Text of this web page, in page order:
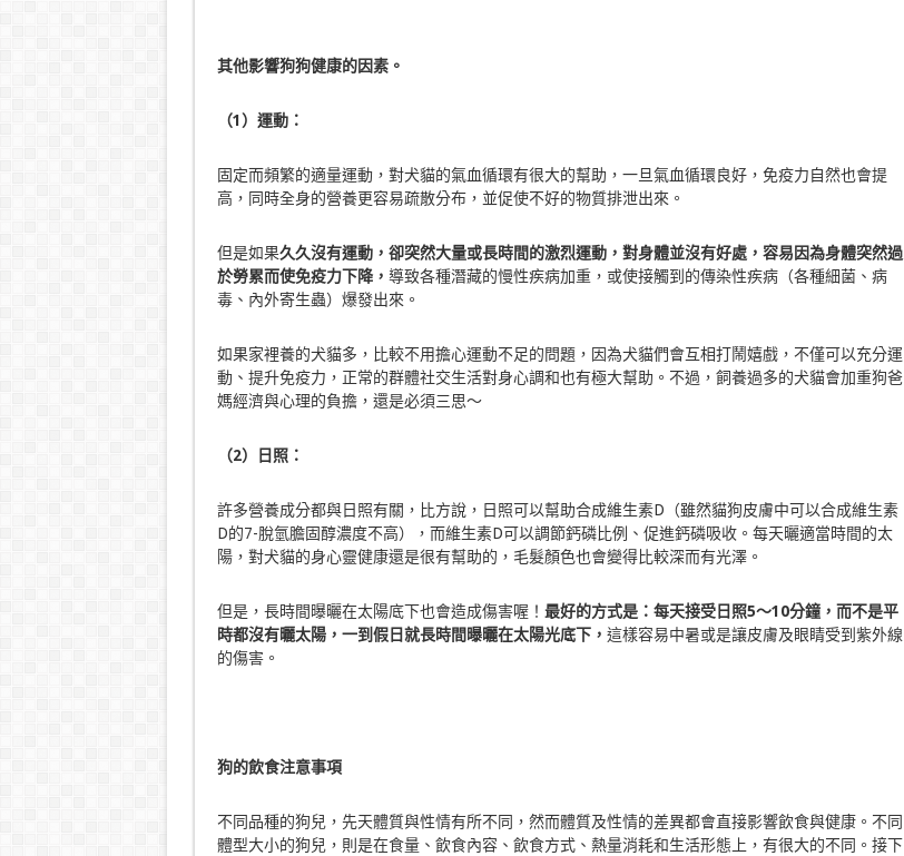
其他影響狗狗健康的因素。
（1）運動：
固定而頻繁的適量運動，對犬貓的氣血循環有很大的幫助，一旦氣血循環良好，免疫力自然也會提
高，同時全身的營養更容易疏散分布，並促使不好的物質排泄出來。
但是如果久久沒有運動，卻突然大量或長時間的激烈運動，對身體並沒有好處，容易因為身體突然過
於勞累而使免疫力下降， 導致各種潛藏的慢性疾病加重，或使接觸到的傳染性疾病（各種細菌、病
毒、內外寄生蟲）爆發出來。
如果家裡養的犬貓多，比較不用擔心運動不足的問題，因為犬貓們會互相打鬧嬉戲，不僅可以充分運
動、提升免疫力，正常的群體社交生活對身心調和也有極大幫助。不過，飼養過多的犬貓會加重狗爸
媽經濟與心理的負擔，還是必須三思～
（2）日照：
許多營養成分都與日照有關，比方說，日照可以幫助合成維生素D（雖然貓狗皮膚中可以合成維生素
D的7-脫氫膽固醇濃度不高），而維生素D可以調節鈣磷比例、促進鈣磷吸收。每天曬適當時間的太
陽，對犬貓的身心靈健康還是很有幫助的，毛髮顏色也會變得比較深而有光澤。
但是，長時間曝曬在太陽底下也會造成傷害喔！ 最好的方式是：每天接受日照5～10分鐘，而不是平
時都沒有曬太陽，一到假日就長時間曝曬在太陽光底下， 這樣容易中暑或是讓皮膚及眼睛受到紫外線
的傷害。
狗的飲食注意事項
不同品種的狗兒，先天體質與性情有所不同，然而體質及性情的差異都會直接影響飲食與健康。不同
體型大小的狗兒，則是在食量、飲食內容、飲食方式、熱量消耗和生活形態上，有很大的不同。接下